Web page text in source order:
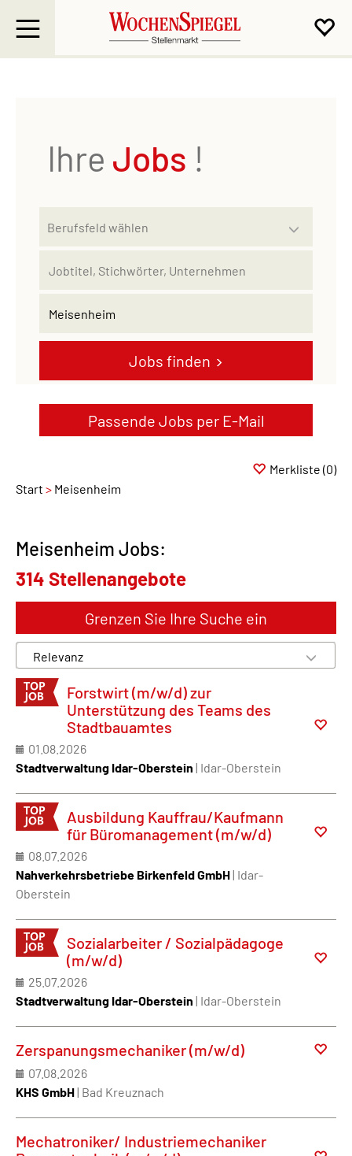
Passende Jobs per E-Mail
Ihre Jobs !
Jobs finden
Start Meisenheim
Merkliste (0)
Meisenheim Jobs:
314 Stellenangebote
Grenzen Sie Ihre Suche ein
Forstwirt (m/w/d) zur
Unterstützung des Teams des
Stadtbauamtes
01.08.2026
Stadtverwaltung Idar-Oberstein | Idar-Oberstein
Ausbildung Kauffrau/Kaufmann
für Büromanagement (m/w/d)
08.07.2026
Nahverkehrsbetriebe Birkenfeld GmbH| Idar-
Oberstein
Sozialarbeiter / Sozialpädagoge
(m/w/d)
25.07.2026
Stadtverwaltung Idar-Oberstein | Idar-Oberstein
Zerspanungsmechaniker (m/w/d)
07.08.2026
KHS GmbH| Bad Kreuznach
Mechatroniker/ Industriemechaniker